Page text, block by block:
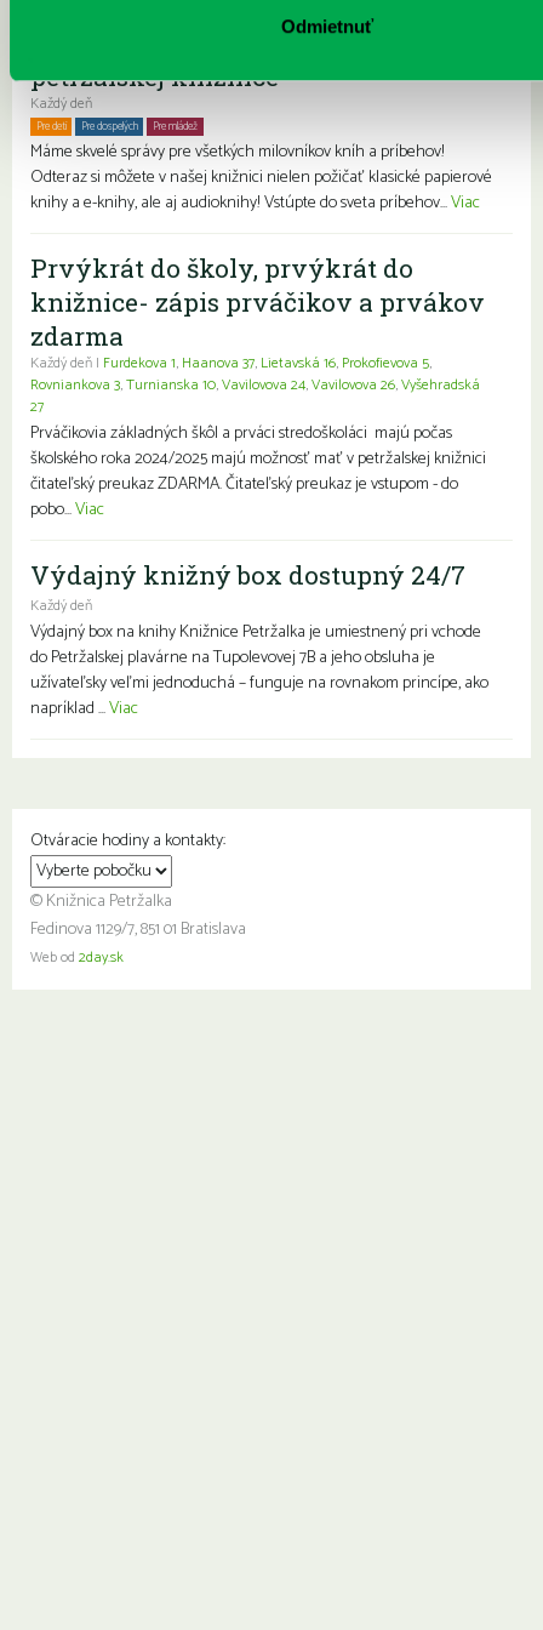
Odmietnuť
Čítame ušami. Audioknihy v ponuke
petržalskej knižnice
Každý deň
Pre deti Pre dospelých Pre mládež
Máme skvelé správy pre všetkých milovníkov kníh a príbehov!
Odteraz si môžete v našej knižnici nielen požičať klasické papierové
knihy a e-knihy, ale aj audioknihy! Vstúpte do sveta príbehov...Viac
Prvýkrát do školy, prvýkrát do
knižnice- zápis prváčikov a prvákov
zdarma
Každý deň | Furdekova 1, Haanova 37, Lietavská 16, Prokofievova 5,
Rovniankova 3,Turnianska 10,Vavilovova 24,Vavilovova 26,Vyšehradská
27
Prváčikovia základných škôl a prváci stredoškoláci majú počas
školského roka 2024/2025 majú možnosť mať v petržalskej knižnici
čitateľský preukaz ZDARMA. Čitateľský preukaz je vstupom - do
pobo...Viac
Výdajný knižný box dostupný 24/7
Každý deň
Výdajný box na knihy Knižnice Petržalka je umiestnený pri vchode
do Petržalskej plavárne na Tupolevovej 7B a jeho obsluha je
užívateľsky veľmi jednoduchá – funguje na rovnakom princípe, ako
napríklad ...Viac
Otváracie hodiny a kontakty:
© Knižnica Petržalka
Fedinova 1129/7, 851 01 Bratislava
Web od 2day.sk